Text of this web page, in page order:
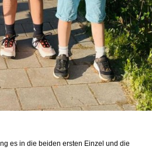
es in die beiden ersten Einzel und die